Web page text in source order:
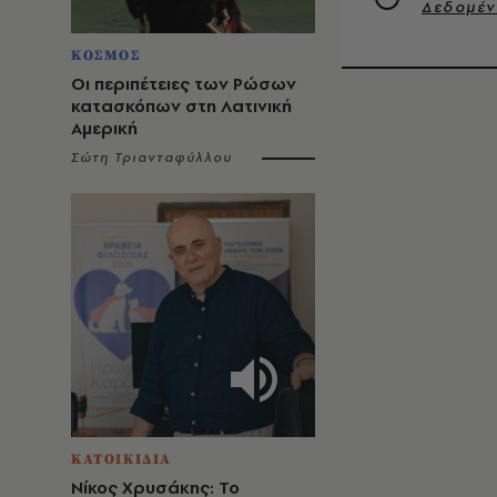
ΚΟΣΜΟΣ
Οι περιπέτειες των Ρώσων
κατασκόπων στη Λατινική
Αμερική
Σώτη Τριανταφύλλου
ΚΑΤΟΙΚΙΔΙΑ
Νίκος Χρυσάκης: Το